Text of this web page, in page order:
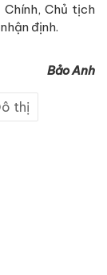
Chính, Chủ tịch
định.
Bảo Anh
thị